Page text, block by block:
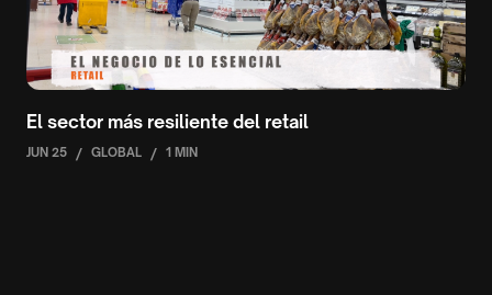
El sector más resiliente del retail
JUN 25 / GLOBAL / 1 MIN